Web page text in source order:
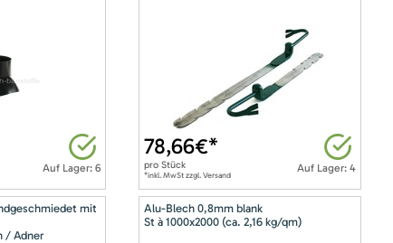
Auf Lager: 6 Auf Lager: 4
78,66€*
proStück
*inkl. MwSt zzgl. Versand
mit
/ Adner
Alu-Blech 0,8mm blank
St à 1000x2000 (ca. 2,16 kg/qm)